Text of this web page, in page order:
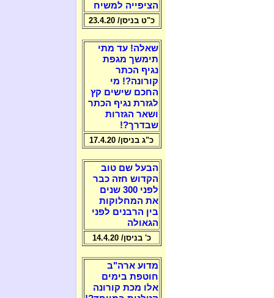
הציפייה למשיח
כ"ט בניסן/ 23.4.20
שאלה! עד מתי
תימשך מגפת
נגיף הכתר
קורונה?! מי
החכם שישים קץ
לגזרת נגיף הכתר
ושאר הגזרות
שבדרך?!
כ"ג בניסן/ 17.4.20
הבעל שם טוב
הקדוש חזה כבר
לפני 300 שנים
את המחלוקות
בין הרבנים לפני
הגאולה
כ' בניסן/ 14.4.20
מדוע ארה"ב
חוטפת בימים
אלו מכת קורונה